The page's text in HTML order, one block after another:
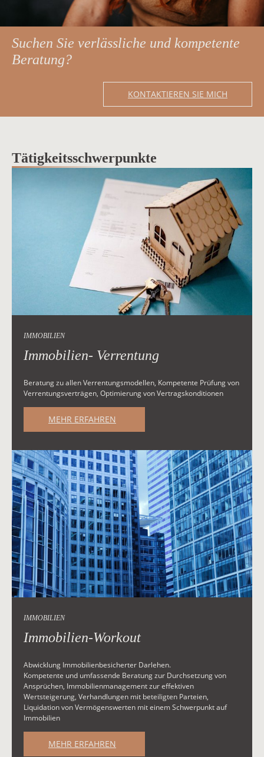
Suchen Sie verlässliche und kompetente
Beratung?
KONTAKTIEREN SIE MICH
Tätigkeitsschwerpunkte
IMMOBILIEN
Immobilien- Verrentung
Beratung zu allen Verrentungsmodellen, Kompetente Prüfung von
Verrentungsverträgen, Optimierung von Vertragskonditionen
MEHR ERFAHREN
IMMOBILIEN
Immobilien-Workout
Abwicklung Immobilienbesicherter Darlehen.
Kompetente und umfassende Beratung zur Durchsetzung von
Ansprüchen, Immobilienmanagement zur effektiven
Wertsteigerung, Verhandlungen mit beteiligten Parteien,
Liquidation von Vermögenswerten mit einem Schwerpunkt auf
Immobilien
MEHR ERFAHREN